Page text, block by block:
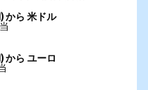
ら 米ドル
ら ユーロ